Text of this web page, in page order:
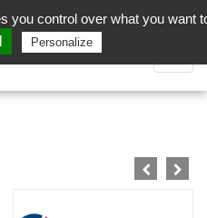
is disabled.
la
you control over what you want
Personalize